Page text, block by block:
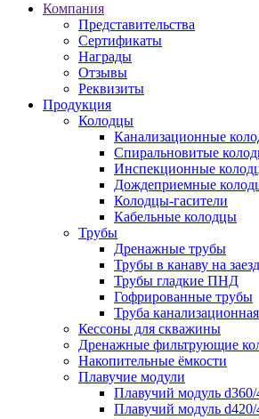
Компания
Представительства
Сертификаты
Награды
Отзывы
Реквизиты
Продукция
Колодцы
Канализационные
Спиральновитые
Инспекционные
Дождеприемные
Колодцы-гасители
Кабельные колодцы
Трубы
Дренажные трубы
Трубы в канаву на заезд
Трубы гладкие ПНД
Гофрированные трубы
Труба канализационная
Кессоны для скважины
Дренажные фильтрующие
Накопительные ёмкости
Плавучие модули
Плавучий модуль
Плавучий модуль